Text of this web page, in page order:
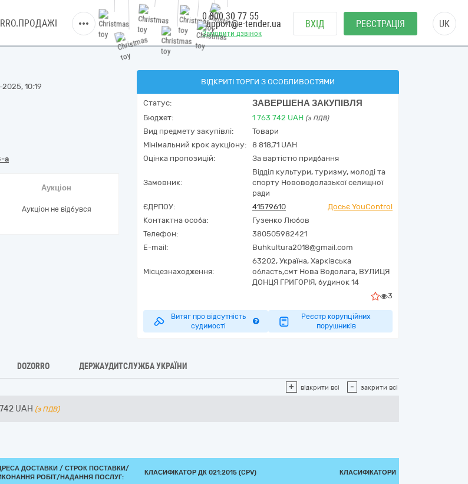
Замовити дзвінок
0 800 30 77 55
support@e-tender.ua ВХІД РЕЄСТРАЦІЯ UK
10:19
a
Аукціон
Аукціон не відбувся
ВІДКРИТІ ТОРГИ З ОСОБЛИВОСТЯМИ
Статус: ЗАВЕРШЕНА ЗАКУПІВЛЯ
Бюджет: 1 763 742 UAH (з ПДВ)
Вид предмету закупівлі:
Товари
Мінімальний крок аукціону:
8 818,71 UAH
Оцінка пропозицій:
За вартістю придбання
Замовник:
Відділ культури, туризму, молоді та
спорту Нововодолазької селищної
ради
ЄДРПОУ:
41579610
Досьє YouControl
Контактна особа:
Гузенко Любов
Телефон:
380505982421
E-mail:
Buhkultura2018@gmail.com
Місцезнаходження:
63202, Україна, Харківська
область,смт Нова Водолага, ВУЛИЦЯ
ДОНЦЯ ГРИГОРІЯ, будинок 14
3
Витяг про відсутність
судимості
Реєстр корупційних
порушників
DOZORRO ДЕРЖАУДИТСЛУЖБА УКРАЇНИ
+ відкрити всі - закрити всі
UAH (з ПДВ)
ДОСТАВКИ / СТРОК ПОСТАВКИ/
РОБІТ/НАДАННЯ ПОСЛУГ:
КЛАСИФІКАТОР ДК 021:2015 (CPV) КЛАСИФІКАТОРИ